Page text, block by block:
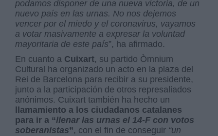
podamos disponer de una nueva victoria, de un
nuevo país en las urnas. No nos dejemos
vencer por el miedo y el coronavirus, vayamos
a votar masivamente a expresar la voluntad
mayoritaria de este país”, ha afirmado.
En cuanto a Cuixart, su partido Òmnium
Cultural ha organizado un acto en la plaza del
Rei de Barcelona para recibir a su presidente,
junto a la participación de otros represaliados
anónimos. Cuixart también ha hecho un
llamamiento a los ciudadanos catalanes
para ir a “llenar las urnas el 14-F con votos
soberanistas”, con el fin de conseguir “un